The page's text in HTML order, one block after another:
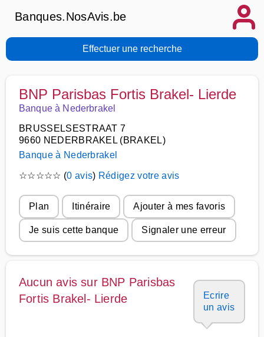
Banques.NosAvis.be
Effectuer une recherche
BNP Parisbas Fortis Brakel- Lierde
Banque à Nederbrakel
BRUSSELSESTRAAT 7
9660 NEDERBRAKEL (BRAKEL)
Banque à Nederbrakel
☆☆☆☆☆ (0 avis) Rédigez votre avis
Plan Itinéraire Ajouter à mes favoris
Je suis cette banque Signaler une erreur
Aucun avis sur BNP Parisbas
Fortis Brakel- Lierde
Ecrire
un avis